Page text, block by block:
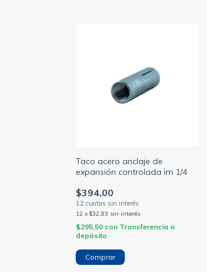
Taco acero anclaje de
expansión controlada im 1/4
$394,00
12 x$32,83 sin interés
$295,50 con Transferencia o
depósito